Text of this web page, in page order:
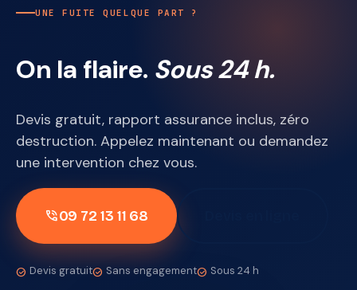
UNE FUITE QUELQUE PART ?
On la flaire. Sous 24 h.
Devis gratuit, rapport assurance inclus, zéro
destruction. Appelez maintenant ou demandez
une intervention chez vous.
phone_in_talk09 72 13 11 68
check_circle Devis gratuitcheck_circle Sans engagementcheck_circle Sous 24 h